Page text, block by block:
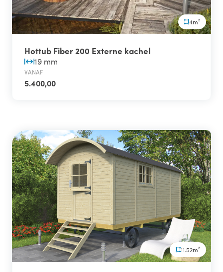
4m²
Hottub Fiber 200 Externe kachel
19 mm
VANAF
5.400,00
11.52m²